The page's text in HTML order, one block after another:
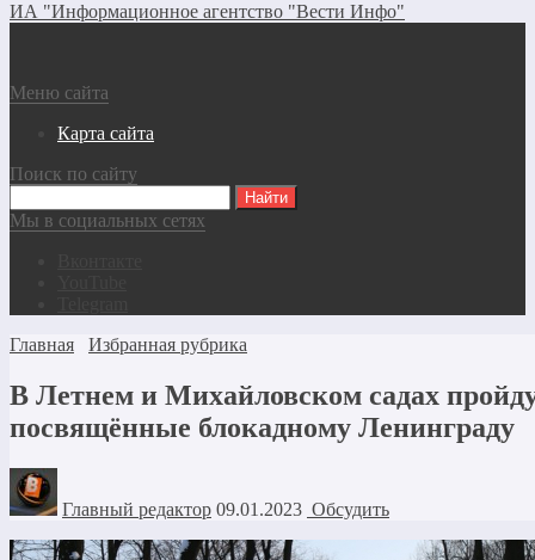
ИА "Информационное агентство "Вести Инфо"
Меню сайта
Карта сайта
Поиск по сайту
Мы в социальных сетях
Главная
Избранная рубрика
В Летнем и Михайловском садах
посвящённые блокадному Ленинграду
Главный редактор 09.01.2023 Обсудить